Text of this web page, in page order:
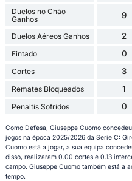
Duelos no Chão
Ganhos
9
Duelos Aéreos Ganhos 2
Fintado 0
Cortes 3
Remates Bloqueados 1
Penaltis Sofridos 0
Como Defesa, Giuseppe Cuomo
jogos na época 2025/2026 da Serie C:
Cuomo está a jogar, a sua equipa
disso, realizaram 0.00 cortes e 0.13
campo. Giuseppe Cuomo também está a
tempo.